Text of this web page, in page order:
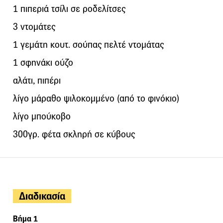
1 πιπεριά τσίλι σε ροδελίτσες
3 ντομάτες
1 γεμάτη κουτ. σούπας πελτέ ντομάτας
1 σφηνάκι ούζο
αλάτι, πιπέρι
λίγο μάραθο ψιλοκομμένο (από το φινόκιο)
λίγο μπούκοβο
300γρ. φέτα σκληρή σε κύβους
Διαδικασία
Βήμα 1